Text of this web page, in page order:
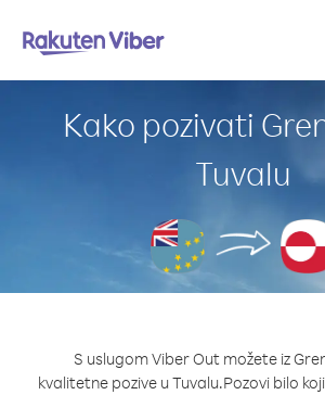
Kako pozivati
Tuvalu
S uslugom Viber Out možete iz
kvalitetne pozive u Tuvalu.Pozovi bilo